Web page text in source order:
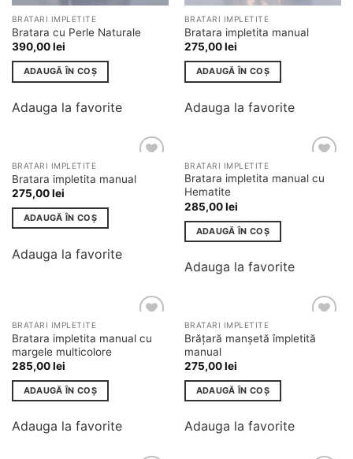
BRATARI IMPLETITE
Bratara cu Perle Naturale
390,00lei
ADAUGĂ ÎN COȘ
Adauga la favorite
BRATARI IMPLETITE
Bratara impletita manual
275,00lei
ADAUGĂ ÎN COȘ
Adauga la favorite
BRATARI IMPLETITE
Bratara impletita manual
275,00lei
ADAUGĂ ÎN COȘ
Adauga la favorite
Adauga
la
BRATARI IMPLETITE
Bratara impletita manual cu
Hematite
285,00lei
ADAUGĂ ÎN COȘ
Adauga la favorite
Adauga
la
BRATARI IMPLETITE
Bratara impletita manual cu
margele multicolore
285,00lei
ADAUGĂ ÎN COȘ
Adauga la favorite
Adauga
la
BRATARI IMPLETITE
Brățară manșetă împletită
manual
275,00lei
ADAUGĂ ÎN COȘ
Adauga la favorite